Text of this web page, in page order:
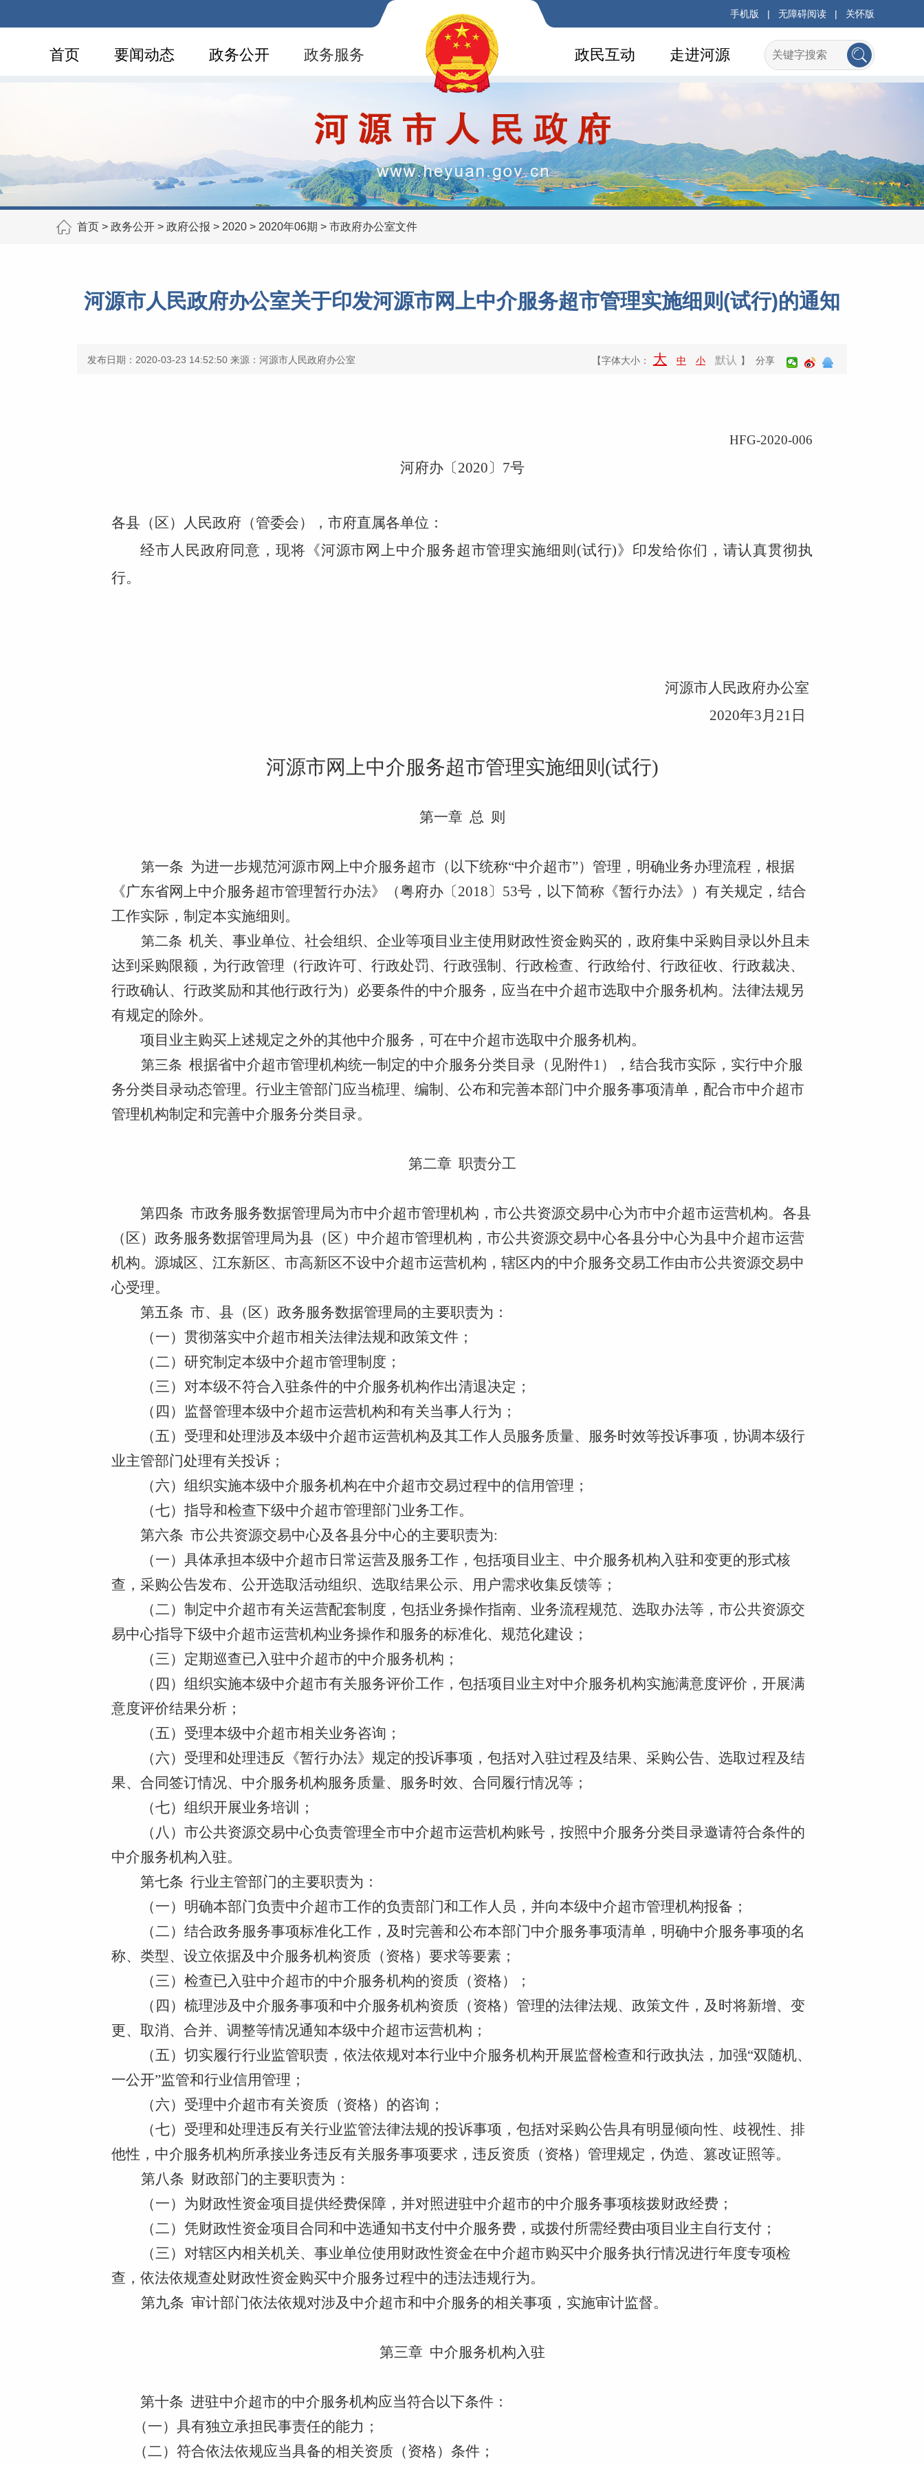
手机版 | 无障碍阅读 | 关怀版
首页 要闻动态 政务公开 政务服务 走进河源
政民互动
首页 > 政务公开 > 政府公报 > 2020 > 2020年06期 > 市政府办公室文件
河源市人民政府办公室关于印发河源市网上中介服务超市管理实施细则(试行)的通知
发布日期：2020-03-23 14:52:50 来源：河源市人民政府办公室 【字体大小： 大 中 小 默认 】 分享
HFG-2020-006
河府办〔2020〕 7号
各县（区）人民政府（管委会），市府直属各单位 ：
经市人民政府同意，现将《河源市网上中介服务超市管理实施细则 (试行)》印发给你们，请认真贯彻执
行。
河源市人民政府办公室
2020年3月21日
河源市网上中介服务超市管理实施细则 (试行)
第一章 总 则
第一条 为进一步规范河源市网上中介服务超市（以下统称“中介超市”）管理，明确业务办理流程，根据
《广东省网上中介服务超市管理暂行办法》（粤府办〔2018〕53号， 以下简称《暂行办法》） 有关规定 ，结合
工作实际， 制定本实施细则。
第二条 机关、事业单位、社会组织、企业等项目业主使用财政性资金购买的， 政府集中采购目录以外 且 未
达到采购限额 ， 为行政管理（行政许可、行政处罚、行政强制、行政检查、行政给付、行政征收、行政裁决、
行政确认、行政奖励和其他行政行为）必要条件的中介服务，应当在中介超市选取中介服务机构。法律法规另
有规定的除外。
项目业主购买上述规定之外的其他中介服务，可在中介超市选取中介服务机构。
第三条 根据省中介超市管理机构统一制定的中介服务分类目录 （见附件1） ， 结合我市实际，实行中介服
务分类目录动态管理。 行业主管部门应当梳理、编制、公布和完善本部门中介服务事项清单 ， 配合市中介超市
管理机构制定和完善中介服务分类目录。
第二章 职责分工
第四条 市政务服务数据管理局为市中介超市管理机构 ，市公共资源交易中心为市中介超市运营机构。 各县
（区）政务服务数据管理局为县（区）中介超市管理机构，市公共资源交易中心各县分中心为县中介超市运营
机构。源城区、江东新区、市高新区不设中介超市运营机构，辖区内的中介服务交易工作由市公共资源交易中
心受理。
第五条 市、县（区）政务服务数据管理局的主要职责为：
（一） 贯彻落实中介超市相关法律法规和政策文件；
（二）研究制定本级中介超市管理制度；
（三）对本级不符合入驻条件的中介服务机构作出清退决定；
（四）监督管理本级中介超市运营机构和有关当事人行为；
（五）受理和处理涉及本级中介超市运营机构及其工作人员服务质量、服务时效等投诉事项，协调本级行
业主管部门处理有关投诉；
（六）组织实施本级中介服务机构在中介超市交易过程中的信用管理；
（七）指导和检查下级中介超市管理部门业务工作。
第六条 市公共资源交易中心及各县分中心的主要职责为:
（一）具体承担本级中介超市日常运营及服务工作，包括项目业主、中介服务机构入驻和变更的形式核
查，采购公告发布、公开选取活动组织、选取结果公示、用户需求收集反馈等；
（二）制定中介超市有关运营配套制度，包括业务操作指南、业务流程规范、选取办法等， 市公共资源交
易中心指导下级中介超市运营机构业务操作和服务的标准化、规范化建设；
（三）定期巡查已入驻中介超市的中介服务机构；
（四）组织实施本级中介超市有关服务评价工作，包括项目业主对中介服务机构实施满意度评价，开展满
意度评价结果分析；
（五）受理本级中介超市相关业务咨询；
（六）受理和处理违反《暂行办法》规定的投诉事项，包括对入驻过程及结果、采购公告、选取过程及结
果、合同签订情况、中介服务机构服务质量、服务时效、合同履行情况等；
（七）组织开展业务培训；
（八） 市公共资源交易中心负责管理全市中介超市运营机构账号，按照中介服务分类目录邀请符合条件的
中介服务机构入驻。
第七条 行业主管部门的主要职责为：
（一）明确本部门负责中介超市工作的负责部门和工作人员，并向本级中介超市管理机构报备；
（二）结合政务服务事项标准化工作，及时完善和公布本部门中介服务事项清单，明确中介服务事项的名
称、类型、设立依据及中介服务机构资质（资格）要求等要素；
（三）检查已入驻中介超市的中介服务机构的资质（资格）；
（四）梳理涉及中介服务事项和中介服务机构资质（资格）管理的法律法规、政策文件，及时将新增、变
更、取消、合并、调整等情况通知本级中介超市运营机构；
（五）切实履行行业监管职责，依法依规对本行业中介服务机构开展监督检查和行政执法，加强“双随机、
一公开”监管和行业信用管理；
（六）受理中介超市有关资质（资格）的咨询；
（七）受理和处理违反有关行业监管法律法规的投诉事项，包括对采购公告具有明显倾向性、歧视性、排
他性，中介服务机构所承接业务违反有关服务事项要求，违反资质（资格）管理规定，伪造、篡改证照等。
第八条 财政部门的主要职责为：
（一） 为财政性资金项目提供经费保障，并对照进驻中介超市的中介服务事项核拨财政经费；
（二） 凭财政性资金项目合同和中选通知书支付中介服务费，或拨付所需经费由项目业主自行支付；
（三） 对辖区内相关机关、事业单位使用财政性资金在中介超市购买中介服务执行情况进行年度专项检
查，依法依规查处财政性资金购买中介服务过程中的违法违规行为。
第九条 审计部门依法依规对涉及中介超市和中介服务的相关事项，实施审计监督。
第三章 中介服务机构入驻
第十条 进驻中介超市的中介服务机构应当符合以下条件：
（一）具有独立承担民事责任的能力；
（二）符合依法依规应当具备的相关资质（资格）条件；